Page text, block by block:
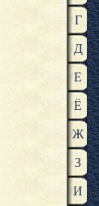
Г
Д
Е
Ё
Ж
З
И